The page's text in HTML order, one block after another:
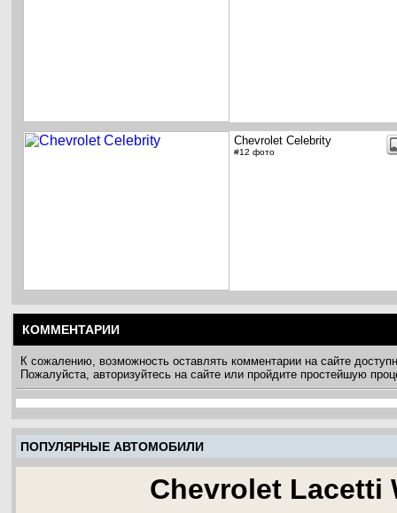
Chevrolet Celebrity
#12 фото
КОММЕНТАРИИ
К сожалению, возможность оставлять комментарии на сайте
Пожалуйста, авторизуйтесь на сайте или пройдите простейшую
ПОПУЛЯРНЫЕ АВТОМОБИЛИ
Chevrolet Lacetti